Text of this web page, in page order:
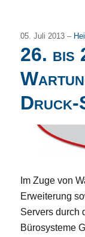
05. Juli 2013 –
26. bis
Druck-
Im Zuge von
Erweiterung
Servers durch
Bürosysteme